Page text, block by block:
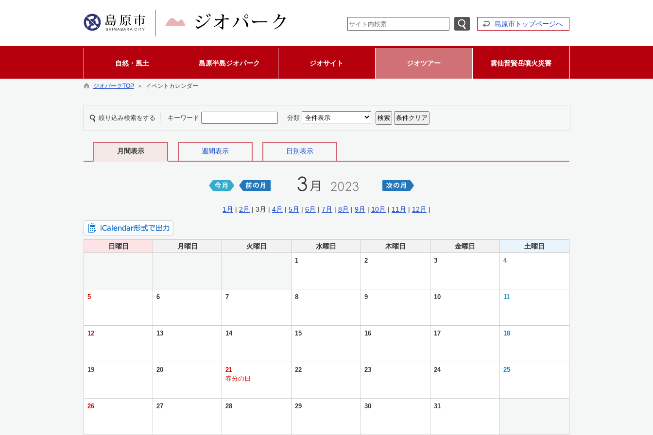
島原市トップページへ
自然・風土 島原半島ジオパーク ジオサイト ジオツアー 雲仙普賢岳噴火災害
ジオパークTOP ＞ イベントカレンダー
絞り込み検索をする キーワード 分類
月間表示 週間表示 日別表示
1月 | 2月 | 3月 | 4月 | 5月 | 6月 | 7月 | 8月 | 9月 | 10月 | 11月 | 12月 |
日曜日 月曜日 火曜日 水曜日 木曜日 金曜日 土曜日
1 2 3 4
5 6 7 8 9 10 11
12 13 14 15 16 17 18
19 20
21
春分の日
22 23 24 25
26 27 28 29 30 31